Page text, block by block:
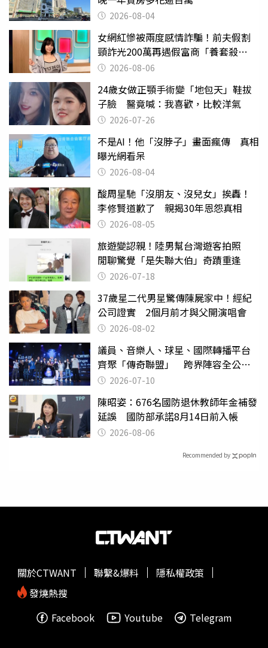
2026-08-04
女網紅慘被兩度感情詐騙！前夫假割
頸詐光200萬再遇假富商「養套殺
2000萬」
2026-08-06
24歲女做正顎手術變「地包天」鞋拔
子臉 醫竟喊：我喜歡，比較洋氣
2026-07-26
不是AI！他「沒脖子」畫面瘋傳 真相
曝光網看呆
2026-08-04
酸周星馳「沒朋友、沒兒女」挨轟！
李修賢道歉了 親揭30年恩怨真相
2026-08-05
旅遊變認親！陸男幫台灣遊客拍照
閒聊驚覺「是失聯大伯」奇蹟重逢
2026-07-18
37歲星二代男星驚傳陳屍家中！經紀
公司證實 2個月前才與父開演唱會
2026-08-02
議員、音樂人、球星、國際轉播平台
齊聚「傳奇聯盟」 跨界陣容全公
開 劍指亞洲新傳奇聯賽
2026-07-10
陳昭姿：676名國防退休教師年金補發
延誤 國防部承諾8月14日前入帳
2026-08-06
Recommended by
關於CTWANT 聯繫&爆料
隱私權政策
發燒熱搜
Facebook
Youtube Telegram